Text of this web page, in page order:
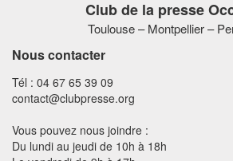
Club de la presse
Toulouse – Montpellier –
Nous contacter
Tél : 04 67 65 39 09
contact@clubpresse.org
Vous pouvez nous joindre :
Du lundi au jeudi de 10h à 18h